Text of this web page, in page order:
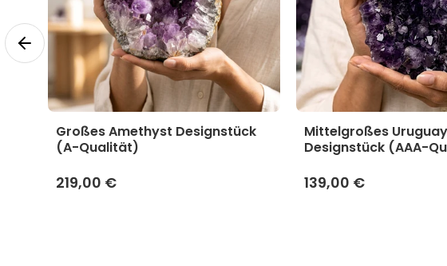
Großes Amethyst Designstück
(A-Qualität)
219,00 €
Mittelgroßes
Designstück (AAA-
139,00 €